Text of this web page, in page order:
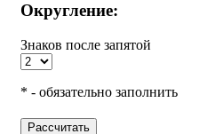
Округление:
Знаков после запятой
* - обязательно заполнить
Рассчитать